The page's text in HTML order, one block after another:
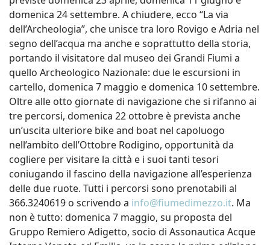
domenica 24 settembre. A chiudere, ecco “La via
dell’Archeologia”, che unisce tra loro Rovigo e Adria nel
segno dell’acqua ma anche e soprattutto della storia,
portando il visitatore dal museo dei Grandi Fiumi a
quello Archeologico Nazionale: due le escursioni in
cartello, domenica 7 maggio e domenica 10 settembre.
Oltre alle otto giornate di navigazione che si rifanno ai
tre percorsi, domenica 22 ottobre è prevista anche
un’uscita ulteriore bike and boat nel capoluogo
nell’ambito dell’Ottobre Rodigino, opportunità da
cogliere per visitare la città e i suoi tanti tesori
coniugando il fascino della navigazione all’esperienza
delle due ruote. Tutti i percorsi sono prenotabili al
366.3240619 o scrivendo a info@fiumedimezzo.it. Ma
non è tutto: domenica 7 maggio, su proposta del
Gruppo Remiero Adigetto, socio di Assonautica Acque